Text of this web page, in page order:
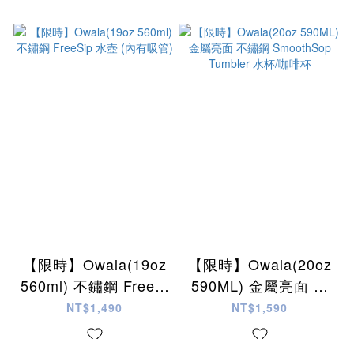
【限時】Owala(19oz
560ml) 不鏽鋼 FreeSi
p 水壺 (內有吸管)
NT$1,490
【限時】Owala(20oz
590ML) 金屬亮面 不
鏽鋼 SmoothSop Tum
bler 水杯/咖啡杯
NT$1,590